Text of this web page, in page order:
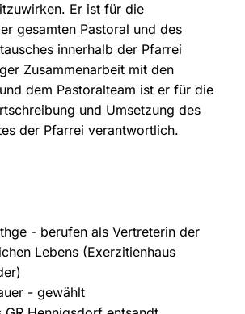
Er ist für die
gesamten Pastoral und des
innerhalb der Pfarrei
Zusammenarbeit mit den
dem Pastoralteam ist er für die
und Umsetzung des
der Pfarrei verantwortlich.
- berufen als Vertreterin der
Lebens (Exerzitienhaus
- gewählt